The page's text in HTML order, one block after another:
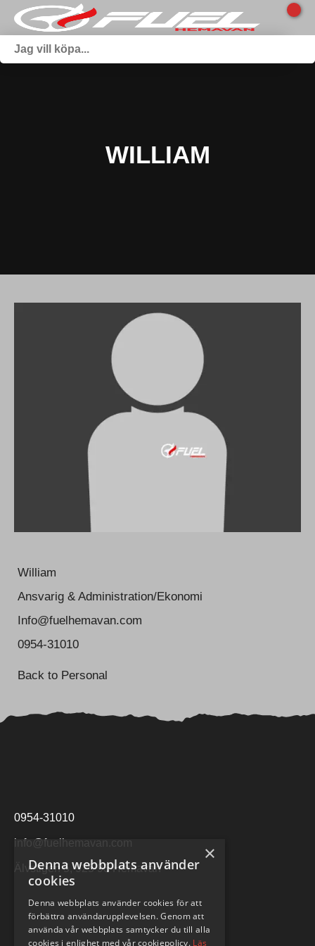
WILLIAM
William
Ansvarig & Administration/Ekonomi
Info@fuelhemavan.com
0954-31010
Back to Personal
0954-31010
info@fuelhemavan.com
Älvstigen 5, 925 93 Hemavan
×
Denna webbplats använder
cookies
Denna webbplats använder cookies för att
förbättra användarupplevelsen. Genom att
använda vår webbplats samtycker du till alla
cookies i enlighet med vår cookiepolicy. Läs